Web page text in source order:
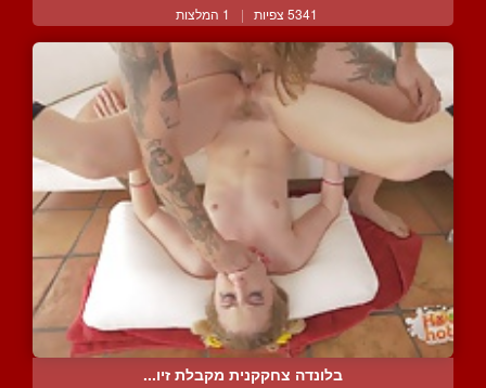
5341 צפיות | 1 המלצות
בלונדה צחקקנית מקבלת זיו...